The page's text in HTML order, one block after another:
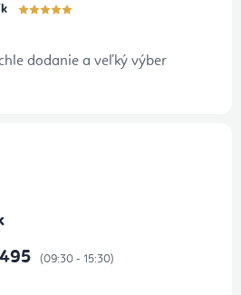
dodanie a veľký výber